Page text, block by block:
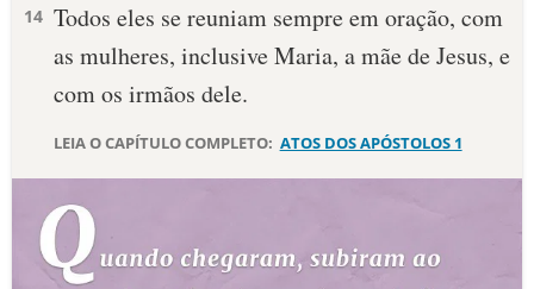
10 MANDAMENTOS
ESTUDOS BÍBLICOS
ESBOÇOS DE PREGAÇÃO
TEMAS
PERGUNTE À BÍBLIA
14 Todos eles se reuniam sempre em oração, com
as mulheres, inclusive Maria, a mãe de Jesus, e
com os irmãos dele.
LEIA O CAPÍTULO COMPLETO: ATOS DOS APÓSTOLOS 1